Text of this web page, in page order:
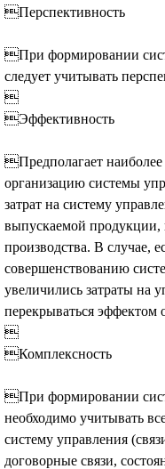
Перспективность
При формировании
следует учитывать

Эффективность
Предполагает
организацию системы
затрат на систему
выпускаемой
производства. В случае,
совершенствованию
увеличились затраты на
перекрываться эффектом

Комплексность
При формировании
необходимо учитывать
систему управления
договорные связи,